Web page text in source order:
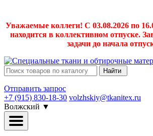
Уважаемые коллеги! С 03.08.2026 по
находится в коллективном отпуске.
задачи до начала
Найти
Отправить запрос
+7 (915) 830-18-30 volzhskiy@tkanitex.ru
Волжский ▼